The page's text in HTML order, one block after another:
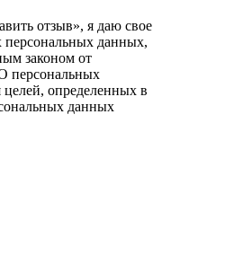
отзыв», я даю свое
персональных данных,
законом от
персональных
определенных в
данных